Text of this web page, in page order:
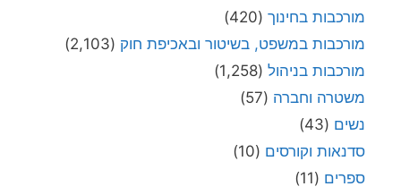
מורכבות בחינוך (420)
מורכבות במשפט, בשיטור ובאכיפת חוק (2,103)
מורכבות בניהול (1,258)
משטרה וחברה (57)
נשים (43)
סדנאות וקורסים (10)
ספרים (11)